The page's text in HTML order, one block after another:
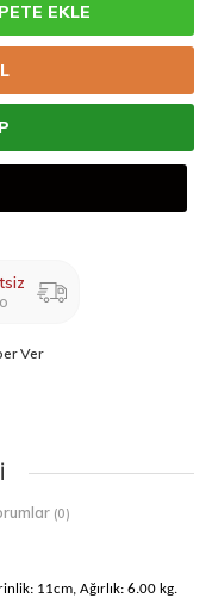
EKLE
Ver
(0)
11cm, Ağırlık: 6.00 kg.